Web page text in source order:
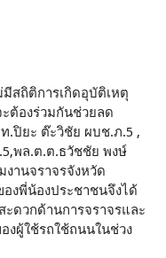
สถิติการเกิดอุบัติเหตุ
ต้องร่วมกันช่วยลด
.ปิยะ ต๊ะวิชัย ผบช.ภ.5 ,
พล.ต.ต.ธวัชชัย พงษ์
านจราจรจังหวัด
งพี่น้องประชาชนจึงได้
ดวกด้านการจราจรและ
งผู้ใช้รถใช้ถนนในช่วง